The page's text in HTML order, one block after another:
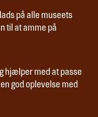
på alle museets
til at amme på
hjælper med at passe
god oplevelse med